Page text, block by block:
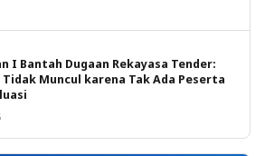
I Bantah Dugaan Rekayasa Tender:
Tidak Muncul karena Tak Ada Peserta